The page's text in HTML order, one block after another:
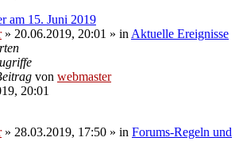
am 15. Juni 2019
» 20.06.2019, 20:01 » in Aktuelle Ereignisse
von webmaster
20:01
» 28.03.2019, 17:50 » in Forums-Regeln und